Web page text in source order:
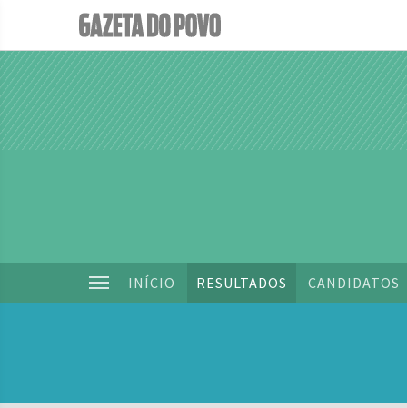
INÍCIO RESULTADOS CANDIDATOS